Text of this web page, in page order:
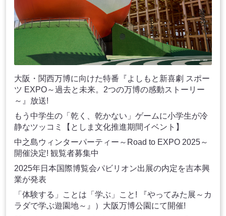
大阪・関西万博に向けた特番『よしもと新喜劇 スポー
ツ EXPO～過去と未来。2つの万博の感動ストーリー
～』放送!
もう中学生の「乾く、乾かない」ゲームに小学生が冷
静なツッコミ【としま文化推進期間イベント】
中之島ウィンターパーティー～Road to EXPO 2025～
開催決定! 観覧者募集中
2025年日本国際博覧会パビリオン出展の内定を吉本興
業が発表
「体験する」ことは「学ぶ」こと! 『やってみた展～カ
ラダで学ぶ遊園地～』）大阪万博公園にて開催!